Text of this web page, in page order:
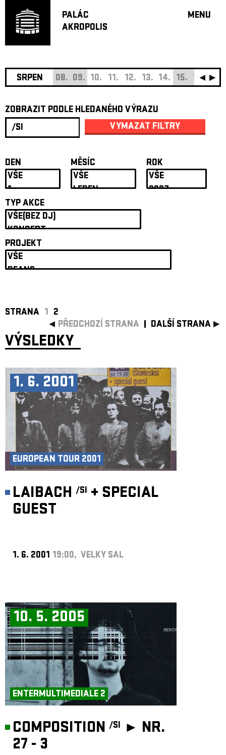
PALÁC
AKROPOLIS
MENU
JAZZ
DIVADLO
OFF
O
SRPEN 08. 09. 10. 11. 12. 13. 14. 15. 16. 17.
ZOBRAZIT PODLE HLEDANÉHO VÝRAZU
VYMAZAT FILTRY
DEN MĚSÍC ROK
TYP AKCE
PROJEKT
STRANA 1 2
PŘEDCHOZÍ STRANA
DALŠÍ STRANA
VÝSLEDKY
1. 6. 2001
EUROPEAN TOUR 2001
LAIBACH /SI + SPECIAL
GUEST
1. 6. 2001 19:00, VELKÝ SÁL
10. 5. 2005
ENTERMULTIMEDIALE 2
COMPOSITION /SI ► NR.
27 - 3